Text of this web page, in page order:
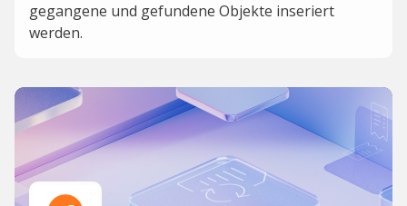
gegangene und gefundene Objekte inseriert
werden.